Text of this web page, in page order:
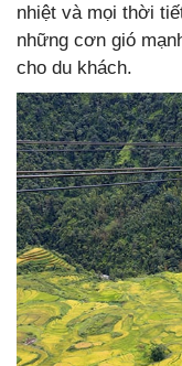
nhiệt và mọi thời
những cơn gió
cho du khách.